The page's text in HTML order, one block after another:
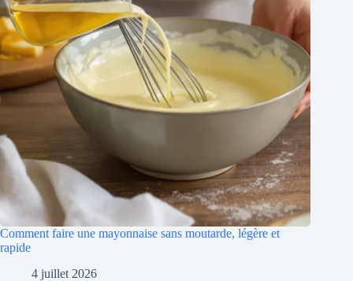
Comment faire une mayonnaise sans moutarde, légère et
rapide
4 juillet 2026